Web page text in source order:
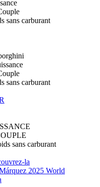
sans carburant
sans carburant
sans carburant
la
2025 World